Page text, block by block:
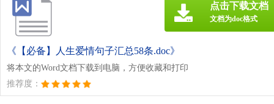
《【必备】人生爱情句子汇总58条.doc》
将本文的Word文档下载到电脑，方便收藏和打印
推荐度：
点击下载文档
文档为doc格式